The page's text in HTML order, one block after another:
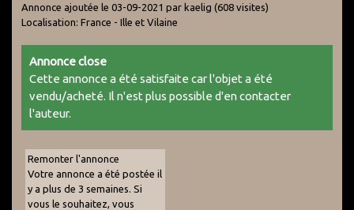
Annonce ajoutée le 03-09-2021 par kaelig (608 visites)
Localisation: France - Ille et Vilaine
Annonce close
Cette annonce a été satisfaite car l'objet a été
vendu/acheté. Il n'est plus possible d'en contacter
l'auteur.
Remonter l'annonce
Votre annonce a été postée il
y a plus de 3 semaines. Si
vous le souhaitez, vous